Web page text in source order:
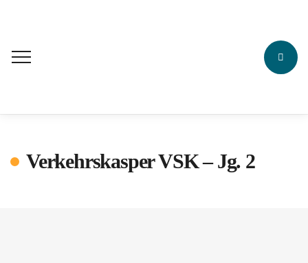
Verkehrskasper VSK – Jg. 2